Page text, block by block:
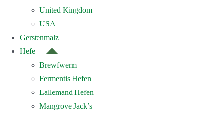
United Kingdom
USA
Gerstenmalz
Hefe
Brewfwerm
Fermentis Hefen
Lallemand Hefen
Mangrove Jack’s